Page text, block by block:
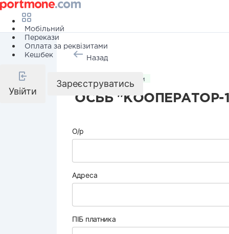
Мобільний
Перекази
Оплата за реквізитами
Кешбек
Увійти
Зареєструватись
Назад
Комунальні послуги
ОСББ "КООПЕРАТОР-
О/р
Адреса
ПІБ платника